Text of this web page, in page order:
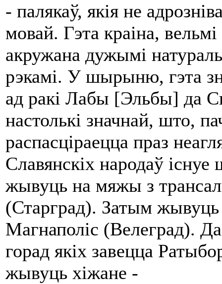
- палякаў, якія не
мовай. Гэта краіна,
акружана дужымі
рэкамі. У шырыню, гэта
ад ракі Лабы [Эльбы] да
настолькі значнай, што,
распасціраецца праз
Славянскіх народаў існуе
жывуць на мяжы з
(Старград). Затым жывуць
Магнаполіс (Велеград).
горад якіх завецца
жывуць хіжане -